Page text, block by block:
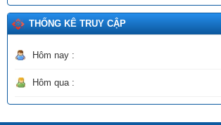
THỐNG KÊ TRUY CẬP
Hôm nay :
Hôm qua :